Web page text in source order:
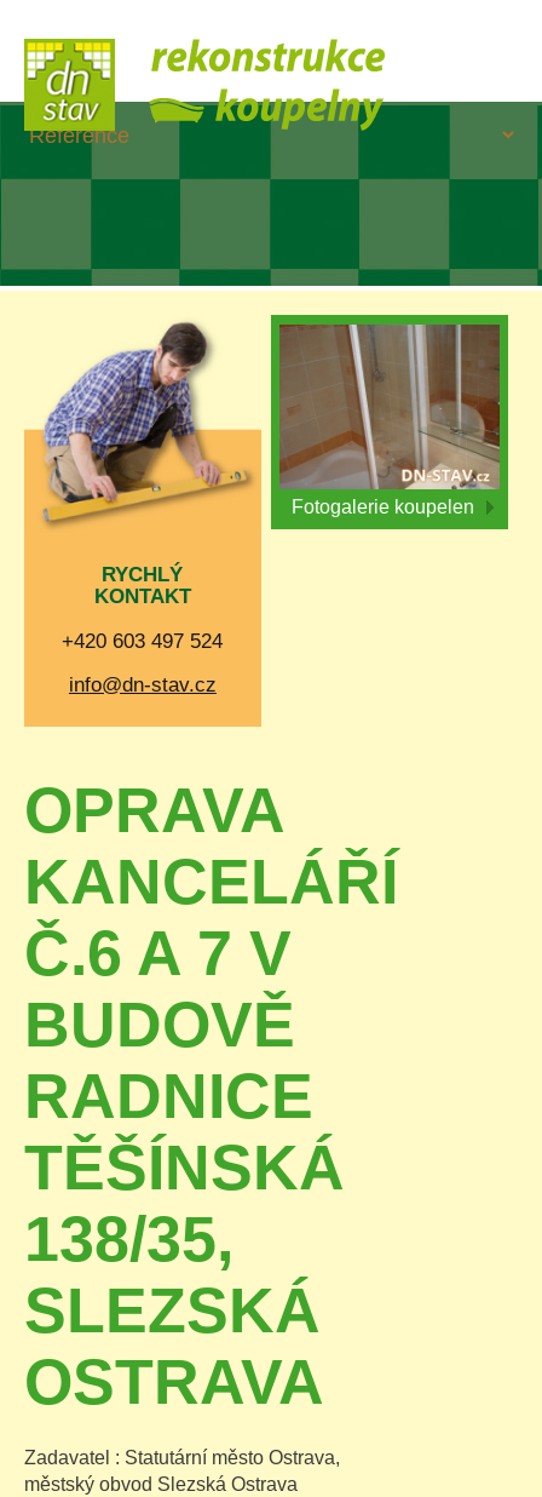
RYCHLÝ
KONTAKT
+420 603 497 524
info@dn-stav.cz
Fotogalerie koupelen
OPRAVA
KANCELÁŘÍ
Č.6 A 7 V
BUDOVĚ
RADNICE
TĚŠÍNSKÁ
138/35,
SLEZSKÁ
OSTRAVA
Zadavatel : Statutární město Ostrava,
městský obvod Slezská Ostrava